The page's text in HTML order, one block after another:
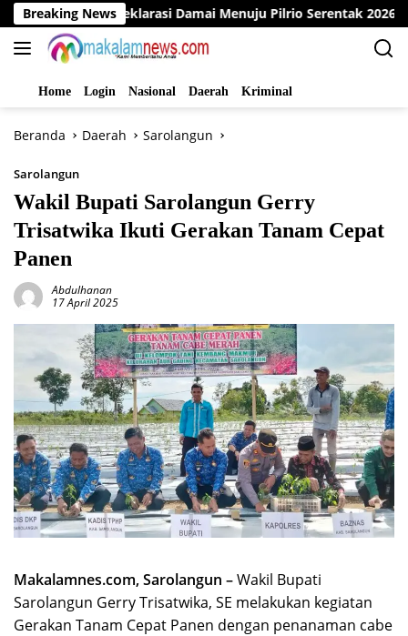
Langsung
ke
konten
Breaking News
Gelar Deklarasi Damai Menuju Pilrio Serentak 2026
Home Login Nasional Daerah Kriminal
Beranda Daerah Sarolangun
Sarolangun
Wakil Bupati Sarolangun Gerry
Trisatwika Ikuti Gerakan Tanam Cepat
Panen
Abdulhanan
17 April 2025
Makalamnes.com, Sarolangun –Wakil Bupati
Sarolangun Gerry Trisatwika, SE melakukan kegiatan
Gerakan Tanam Cepat Panen dengan penanaman cabe